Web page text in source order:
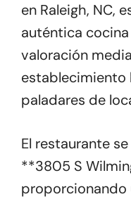
en Raleigh, NC,
auténtica cocina
valoración
establecimiento
paladares de
El restaurante
**3805 S
proporcionando